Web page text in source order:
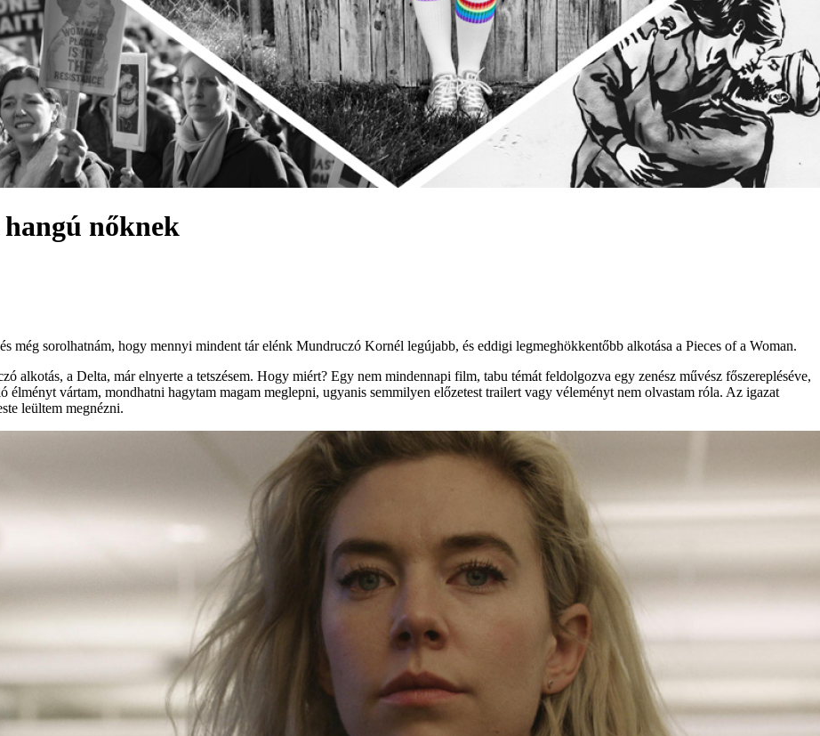
nőknek
még sorolhatnám, hogy mennyi mindent tár elénk Mundruczó Kornél legújabb, és eddigi legmeghökkentőbb alkotása a Pieces of a Woman.
alkotás, a Delta, már elnyerte a tetszésem. Hogy miért? Egy nem mindennapi film, tabu témát feldolgozva egy zenész művész főszerepléséve,
vártam, mondhatni hagytam magam meglepni, ugyanis semmilyen előzetest trailert vagy véleményt nem olvastam róla. Az igazat
leültem megnézni.